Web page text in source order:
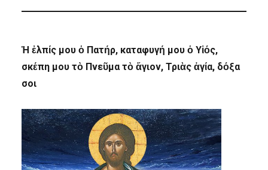
Ἡ ἐλπίς μου ὁ Πατήρ, καταφυγή μου ὁ Υἱός,
σκέπη μου τὸ Πνεῦμα τὸ ἅγιον, Τριὰς ἁγία, δόξα
σοι